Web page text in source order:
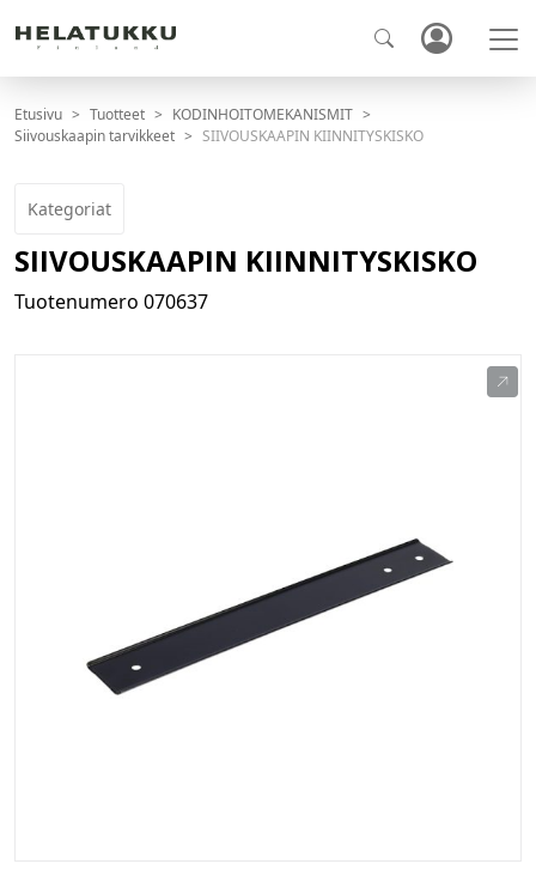
Etusivu Tuotteet
KODINHOITOMEKANISMIT
Siivouskaapin tarvikkeet
SIIVOUSKAAPIN KIINNITYSKISKO
Kategoriat
SIIVOUSKAAPIN KIINNITYSKISKO
Tuotenumero 070637